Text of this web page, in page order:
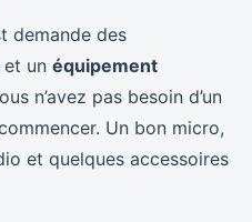
demande des
et un équipement
n’avez pas besoin d’un
Un bon micro,
et quelques accessoires